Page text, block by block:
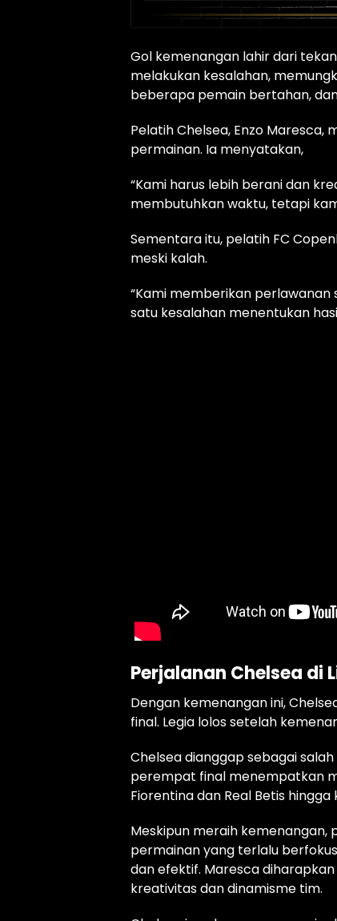
Gol kemenangan lahir dari
melakukan kesalahan,
beberapa pemain bertahan,
Pelatih Chelsea, Enzo
permainan. Ia menyatakan,
“Kami harus lebih berani dan
membutuhkan waktu, tetapi
Sementara itu, pelatih FC
meski kalah.
“Kami memberikan perlawanan
satu kesalahan menentukan
Perjalanan Chelsea di
Dengan kemenangan ini,
final. Legia lolos setelah
Chelsea dianggap sebagai
perempat final menempatkan
Fiorentina dan Real Betis
Meskipun meraih kemenangan,
permainan yang terlalu
dan efektif. Maresca
kreativitas dan dinamisme tim.